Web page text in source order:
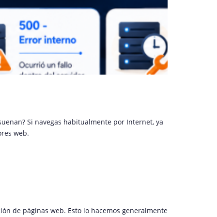
Si navegas habitualmente por Internet, ya
web.
de páginas web. Esto lo hacemos generalmente